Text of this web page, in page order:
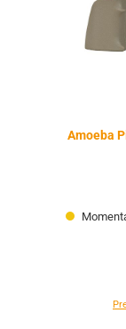
Amoeba